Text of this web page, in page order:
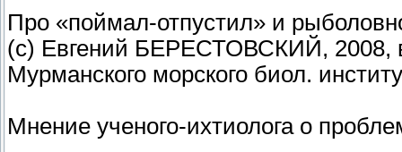
Про «поймал-отпустил» и
(с) Евгений БЕРЕСТОВСКИЙ, 2008,
Мурманского морского биол.
Мнение ученого-ихтиолога о